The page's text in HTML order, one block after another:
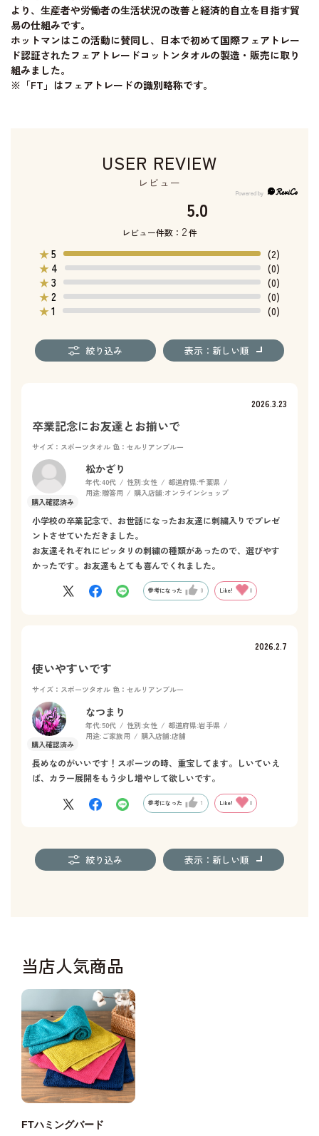
より、生産者や労働者の生活状況の改善と経済的自立を目指す貿
易の仕組みです。
ホットマンはこの活動に賛同し、日本で初めて国際フェアトレー
ド認証されたフェアトレードコットンタオルの製造・販売に取り
組みました。
※「FT」はフェアトレードの識別略称です。
USER REVIEW
レビュー
5.0
レビュー件数： 2件
★5
(2)
★ 4
(0)
★3
(0)
★2
(0)
★1 (0)
絞り込み 表示：新しい順
2026.3.23
卒業記念にお友達とお揃いで
サイズ：スポーツタオル 色：セルリアンブルー
松かざり
年代:40代 性別:女性 都道府県:千葉県
用途:贈答用 購入店舗:オンラインショップ
小学校の卒業記念で、お世話になったお友達に刺繍入りでプレゼ
ントさせていただきました。
お友達それぞれにピッタリの刺繍の種類があったので、選びやす
かったです。お友達もとても喜んでくれました。
参考になった 0 Like! 0
2026.2.7
使いやすいです
サイズ：スポーツタオル 色：セルリアンブルー
なつまり
年代:50代 性別:女性 都道府県:岩手県
用途: ご家族用 購入店舗:店舗
長めなのがいいです！スポーツの時、重宝してます。しいていえ
ば、カラー展開をもう少し増やして欲しいです。
参考になった 1 Like! 0
絞り込み 表示：新しい順
当店人気商品
FTハミングバード